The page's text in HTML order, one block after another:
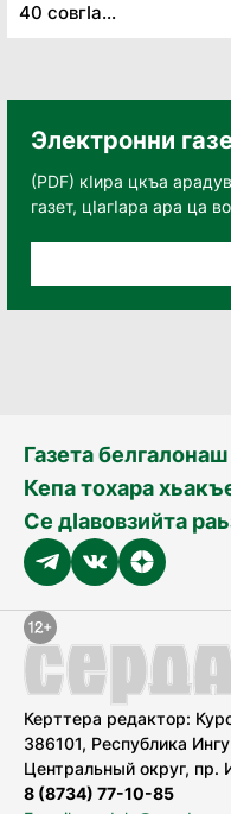
40 совгӏа...
Электронни
(PDF) кӀира цкъа
газет, цӀагӀара ара ца
Газета белгалонаш
Кепа тохара
Се дӀавовзийта
Керттера редактор:
386101, Республика
Центральный округ, пр.
8 (8734) 77-10-85